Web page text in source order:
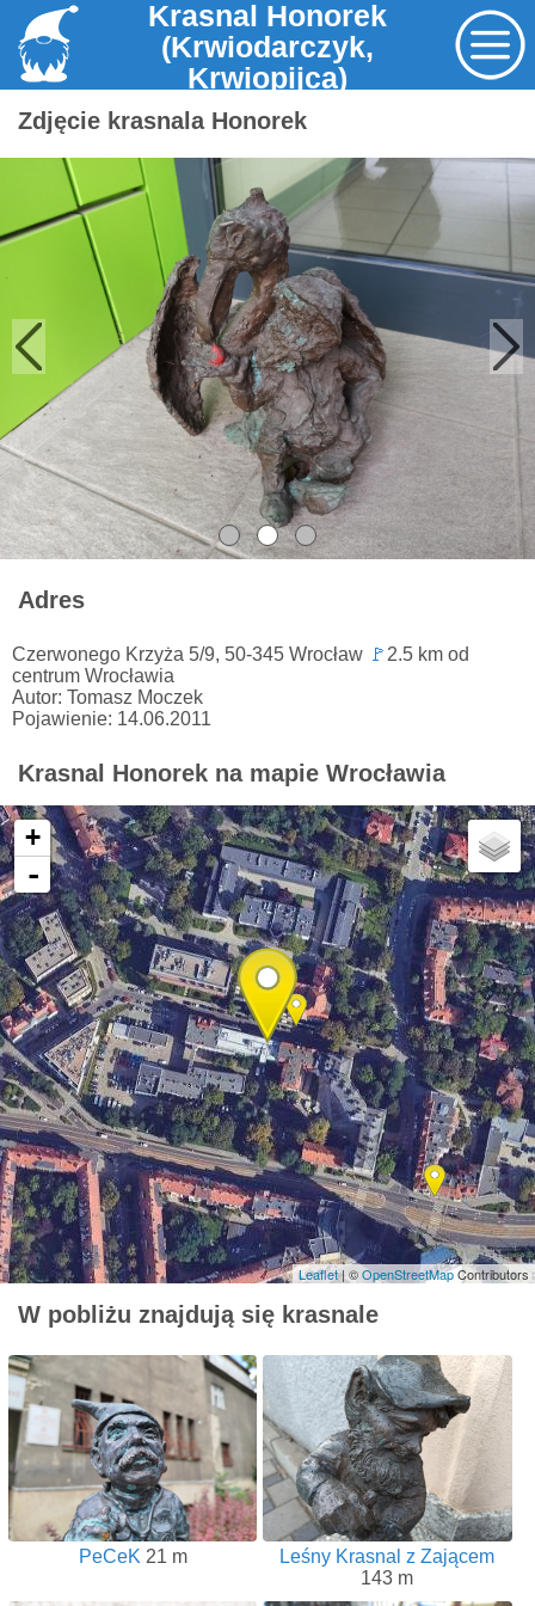
Krasnal Honorek
(Krwiodarczyk,
Krwiopijca)
Zdjęcie krasnala Honorek
Adres
Czerwonego Krzyża 5/9, 50-345 Wrocław 🚩 2.5 km od
centrum Wrocławia
Autor: Tomasz Moczek
Pojawienie: 14.06.2011
Krasnal Honorek na mapie Wrocławia
+
-
Leaflet| ©OpenStreetMapContributors
W pobliżu znajdują się krasnale
PeCeK 21 m
Leśny Krasnal z Zającem
143 m